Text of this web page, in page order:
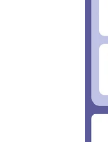
hàn mặt nạ bảo vệ
chống bức xạ tia cực
tím chống ánh sáng
Kính bảo hộ thợ hàn
chuyên dụng hàn
chống bức xạ mắt
kính mài cắt kính